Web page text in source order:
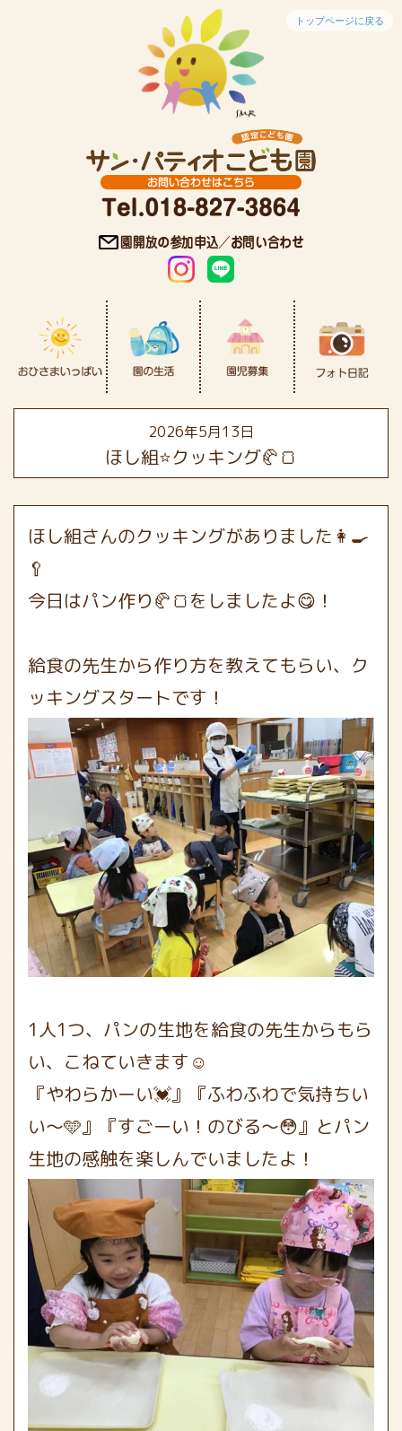
トップページに戻る
2026年5月13日
ほし組⭐️クッキング🥐🍞
ほし組さんのクッキングがありました👩‍🍳
🥄
今日はパン作り🥐🍞をしましたよ😋！
給食の先生から作り方を教えてもらい、ク
ッキングスタートです！
1人1つ、パンの生地を給食の先生からもら
い、こねていきます☺️
『やわらかーい💓』『ふわふわで気持ちい
い〜🩵』『すごーい！のびる〜😳』とパン
生地の感触を楽しんでいましたよ！